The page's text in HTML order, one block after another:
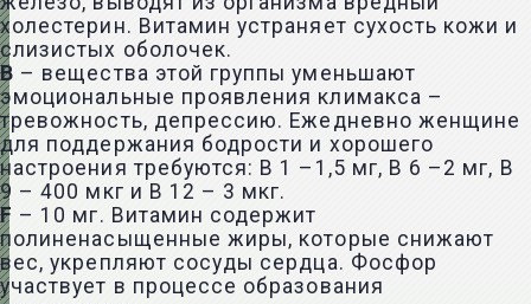
холестерин. Витамин устраняет сухость кожи и
слизистых оболочек.
В – вещества этой группы уменьшают
эмоциональные проявления климакса –
тревожность, депрессию. Ежедневно женщине
для поддержания бодрости и хорошего
настроения требуются: В 1 –1,5 мг, В 6 –2 мг, В
9 – 400 мкг и В 12 – 3 мкг.
F – 10 мг. Витамин содержит
полиненасыщенные жиры, которые снижают
вес, укрепляют сосуды сердца. Фосфор
участвует в процессе образования